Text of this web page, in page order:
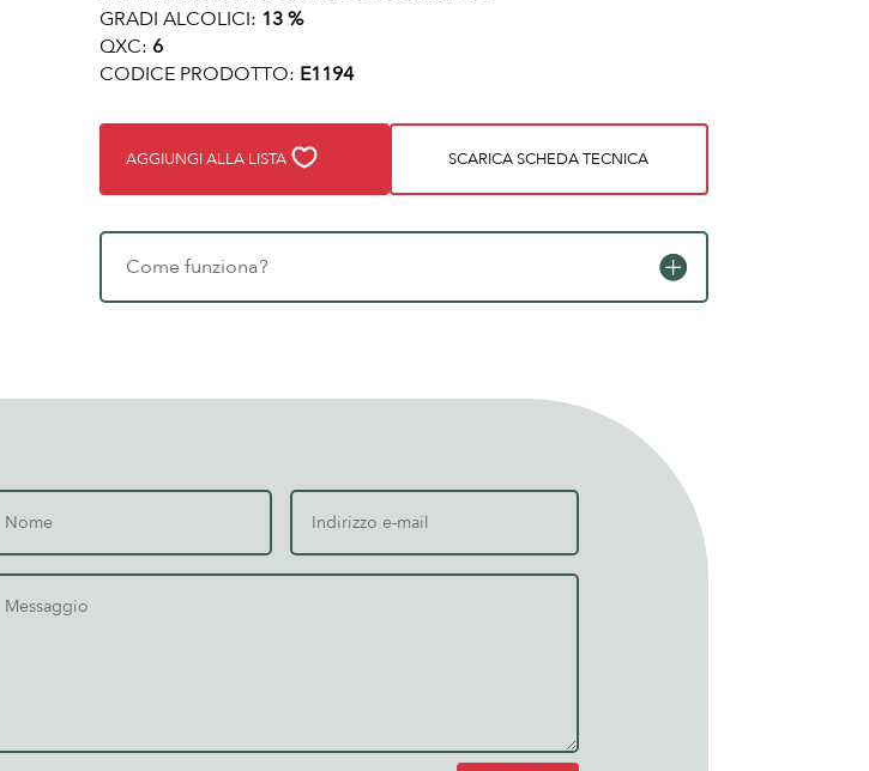
GRADI ALCOLICI: 13 %
QXC: 6
CODICE PRODOTTO: E1194
AGGIUNGI ALLA LISTA SCARICA SCHEDA TECNICA
Come funziona?